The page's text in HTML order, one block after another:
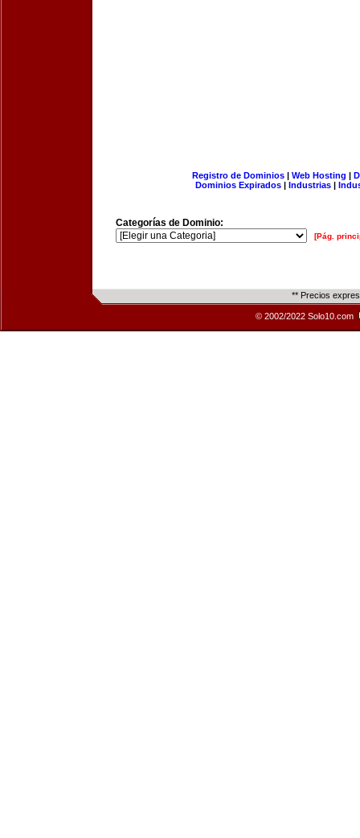
Registro de Dominios| Web Hosting |
Dominios Expirados | Industrias |
Categorías de Dominio:
[Pág.
** Precios
© 2002/2022 Solo10.com